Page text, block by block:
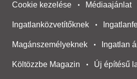
Cookie kezelése Médiaajánlat
Ingatlanközvetítőknek
Magánszemélyeknek Ingatlan
Költözzbe Magazin Új építésű